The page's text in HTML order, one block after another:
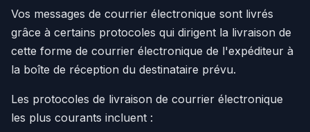
Vos messages de courrier électronique sont livrés
grâce à certains protocoles qui dirigent la livraison de
cette forme de courrier électronique de l'expéditeur à
la boîte de réception du destinataire prévu.
Les protocoles de livraison de courrier électronique
les plus courants incluent :